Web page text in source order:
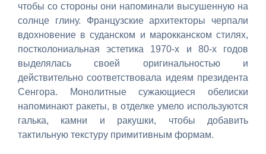
чтобы со стороны они напоминали высушенную на
солнце глину. Французские архитекторы черпали
вдохновение в суданском и марокканском стилях,
постколониальная эстетика 1970-х и 80-х годов
выделялась своей оригинальностью и
действительно соответствовала идеям президента
Сенгора. Монолитные сужающиеся обелиски
напоминают ракеты, в отделке умело используются
галька, камни и ракушки, чтобы добавить
тактильную текстуру примитивным формам.